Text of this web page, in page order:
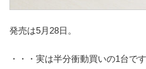
発売は5月28日。
・・・実は半分衝動買いの1台で